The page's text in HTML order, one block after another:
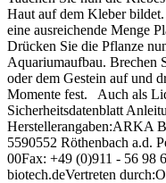
Haut auf dem Kleber
eine ausreichende Menge
Drücken Sie die Pflanze
Aquariumaufbau. Brechen
oder dem Gestein auf und
Momente fest. Auch als
Sicherheitsdatenblatt
Herstellerangaben:ARKA
5590552 Röthenbach a.d.
00Fax: +49 (0)911 - 56
biotech.deVertreten